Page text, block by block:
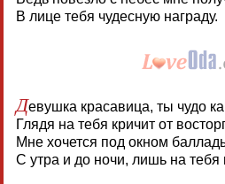
В лице тебя чудесную награду.
Девушка красавица, ты чудо
Глядя на тебя кричит от
Мне хочется под окном
С утра и до ночи, лишь на тебя